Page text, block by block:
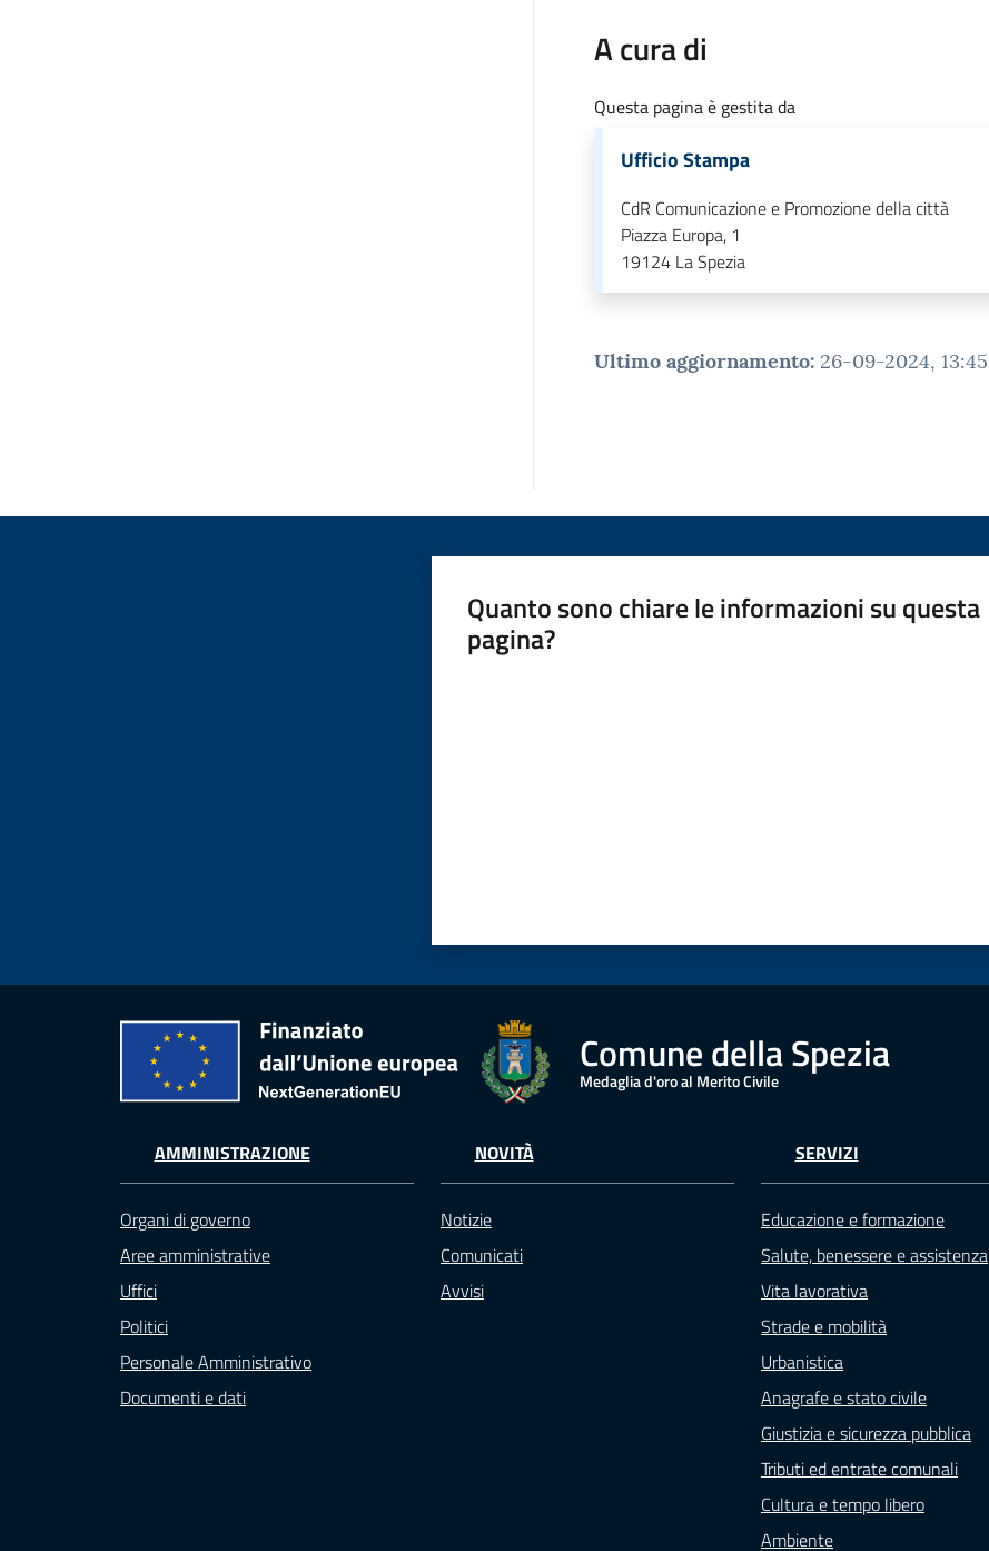
A cura di
Questa pagina è gestita da
Ufficio Stampa
CdR Comunicazione e Promozione della città
Piazza Europa, 1
19124 La Spezia
Ultimo aggiornamento: 26-09-2024, 13:45
Quanto sono chiare le informazioni su questa
pagina?
Comune della Spezia
Medaglia d'oro al Merito Civile
AMMINISTRAZIONE
Organi di governo
Aree amministrative
Uffici
Politici
Personale Amministrativo
Documenti e dati
NOVITÀ
Notizie
Comunicati
Avvisi
SERVIZI
Educazione e formazione
Salute, benessere e assistenza
Vita lavorativa
Strade e mobilità
Urbanistica
Anagrafe e stato civile
Giustizia e sicurezza pubblica
Tributi ed entrate comunali
Cultura e tempo libero
Ambiente